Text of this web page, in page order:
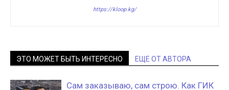
https://kloop.kg/
ЭТО МОЖЕТ БЫТЬ ИНТЕРЕСНО ЕЩЕ ОТ АВТОРА
Сам заказываю, сам строю. Как ГИК